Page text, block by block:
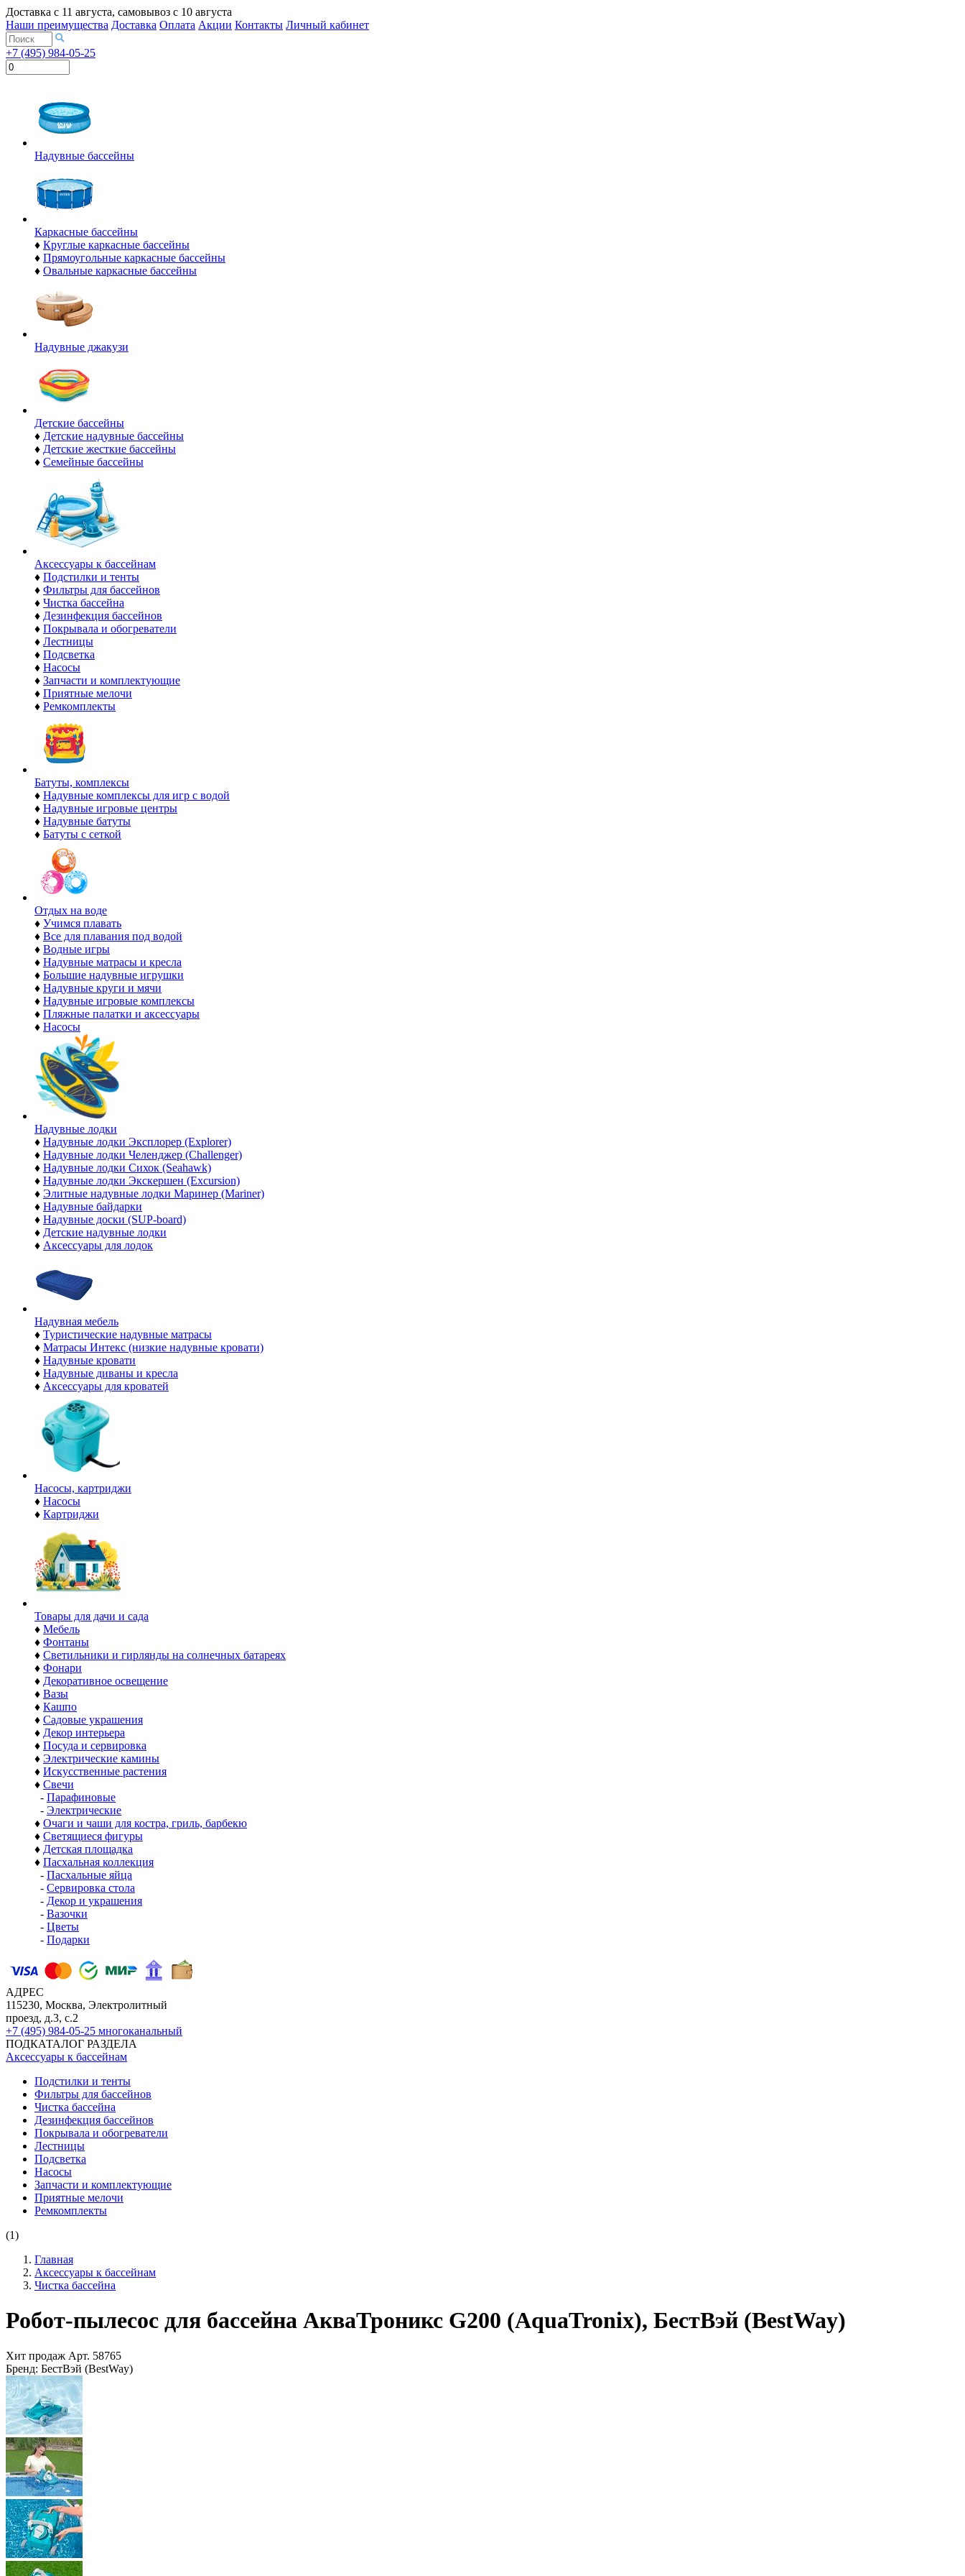
Доставка с 11 августа, самовывоз с 10 августа
Наши преимущества Доставка Оплата Акции Контакты Личный кабинет
+7 (495) 984-05-25
Надувные бассейны
Каркасные бассейны
♦ Круглые каркасные бассейны
♦ Прямоугольные каркасные бассейны
♦ Овальные каркасные бассейны
Надувные джакузи
Детские бассейны
♦ Детские надувные бассейны
♦ Детские жесткие бассейны
♦ Семейные бассейны
Аксессуары к бассейнам
♦ Подстилки и тенты
♦ Фильтры для бассейнов
♦ Чистка бассейна
♦ Дезинфекция бассейнов
♦ Покрывала и обогреватели
♦ Лестницы
♦ Подсветка
♦ Насосы
♦ Запчасти и комплектующие
♦ Приятные мелочи
♦ Ремкомплекты
Батуты, комплексы
♦ Надувные комплексы для игр с водой
♦ Надувные игровые центры
♦ Надувные батуты
♦ Батуты с сеткой
Отдых на воде
♦ Учимся плавать
♦ Все для плавания под водой
♦ Водные игры
♦ Надувные матрасы и кресла
♦ Большие надувные игрушки
♦ Надувные круги и мячи
♦ Надувные игровые комплексы
♦ Пляжные палатки и аксессуары
♦ Насосы
Надувные лодки
♦ Надувные лодки Эксплорер (Explorer)
♦ Надувные лодки Челенджер (Challenger)
♦ Надувные лодки Сихок (Seahawk)
♦ Надувные лодки Экскершен (Excursion)
♦ Элитные надувные лодки Маринер (Mariner)
♦ Надувные байдарки
♦ Надувные доски (SUP-board)
♦ Детские надувные лодки
♦ Аксессуары для лодок
Надувная мебель
♦ Туристические надувные матрасы
♦ Матрасы Интекс (низкие надувные кровати)
♦ Надувные кровати
♦ Надувные диваны и кресла
♦ Аксессуары для кроватей
Насосы, картриджи
♦ Насосы
♦ Картриджи
Товары для дачи и сада
♦ Мебель
♦ Фонтаны
♦ Светильники и гирлянды на солнечных батареях
♦ Фонари
♦ Декоративное освещение
♦ Вазы
♦ Кашпо
♦ Садовые украшения
♦ Декор интерьера
♦ Посуда и сервировка
♦ Электрические камины
♦ Искусственные растения
♦ Свечи
- Парафиновые
- Электрические
♦ Очаги и чаши для костра, гриль, барбекю
♦ Светящиеся фигуры
♦ Детская площадка
♦ Пасхальная коллекция
- Пасхальные яйца
- Сервировка стола
- Декор и украшения
- Вазочки
- Цветы
- Подарки
АДРЕС
115230, Москва, Электролитный
проезд, д.3, с.2
+7 (495) 984-05-25 многоканальный
ПОДКАТАЛОГ РАЗДЕЛА
Аксессуары к бассейнам
Подстилки и тенты
Фильтры для бассейнов
Чистка бассейна
Дезинфекция бассейнов
Покрывала и обогреватели
Лестницы
Подсветка
Насосы
Запчасти и комплектующие
Приятные мелочи
Ремкомплекты
(1)
Главная
Аксессуары к бассейнам
Чистка бассейна
Робот-пылесос для бассейна АкваТроникс G200 (AquaTronix), БестВэй (BestWay)
Хит продаж Арт. 58765
Бренд: БестВэй (BestWay)